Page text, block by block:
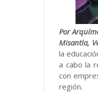
Por
Misantla,
la
a cabo la
con
región.